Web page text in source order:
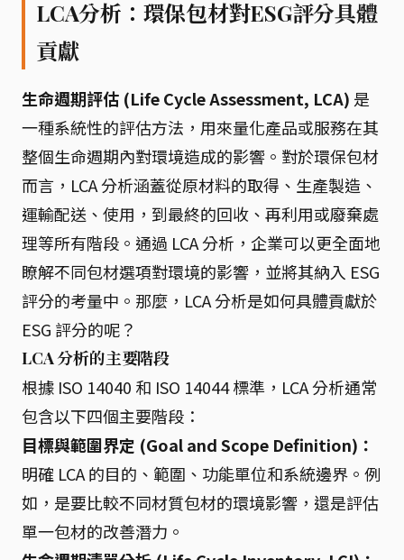
LCA分析：環保包材對ESG評分具體
貢獻
生命週期評估 (Life Cycle Assessment, LCA) 是
一種系統性的評估方法，用來量化產品或服務在其
整個生命週期內對環境造成的影響。對於環保包材
而言，LCA 分析涵蓋從原材料的取得、生產製造、
運輸配送、使用，到最終的回收、再利用或廢棄處
理等所有階段。通過 LCA 分析，企業可以更全面地
瞭解不同包材選項對環境的影響，並將其納入 ESG
評分的考量中。那麼，LCA 分析是如何具體貢獻於
ESG 評分的呢？
LCA 分析的主要階段
根據 ISO 14040 和 ISO 14044 標準，LCA 分析通常
包含以下四個主要階段：
目標與範圍界定 (Goal and Scope Definition)：
明確 LCA 的目的、範圍、功能單位和系統邊界。例
如，是要比較不同材質包材的環境影響，還是評估
單一包材的改善潛力。